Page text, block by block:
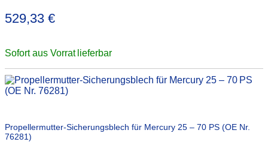
529,33 €
Sofort aus Vorrat lieferbar
Propellermutter-Sicherungsblech für Mercury 25 – 70 PS (OE Nr.
76281)